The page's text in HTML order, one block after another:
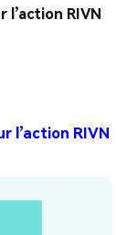
RIVN
l’action RIVN